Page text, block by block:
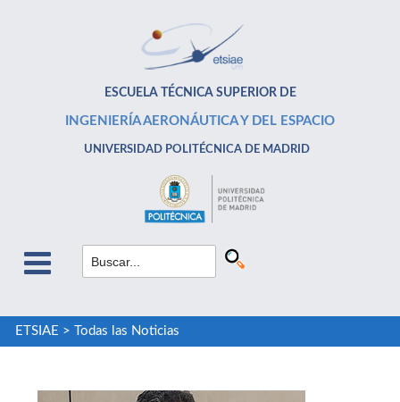
ESCUELA TÉCNICA SUPERIOR DE
INGENIERÍA AERONÁUTICA Y DEL ESPACIO
UNIVERSIDAD POLITÉCNICA DE MADRID
ETSIAE > Todas las Noticias